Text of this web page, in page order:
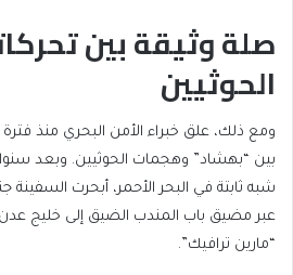
صلة وثيقة بين
الحوثيين
ومع ذلك، علق خبراء الأمن البحري منذ فترة
بين “بهشاد” وهجمات الحوثيين. وبعد
عبر مضيق باب المندب الضيق إلى خليج
“مارين ترافيك”.